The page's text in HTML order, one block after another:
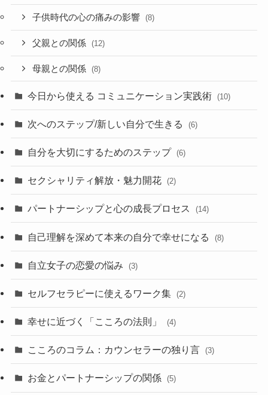
子供時代の心の痛みの影響 (8)
父親との関係 (12)
母親との関係 (8)
今日から使える コミュニケーション実践術 (10)
次へのステップ/新しい自分で生きる (6)
自分を大切にするためのステップ (6)
セクシャリティ解放・魅力開花 (2)
パートナーシップと心の成長プロセス (14)
自己理解を深めて本来の自分で幸せになる (8)
自立女子の恋愛の悩み (3)
セルフセラピーに使えるワーク集 (2)
幸せに近づく「こころの法則」 (4)
こころのコラム：カウンセラーの独り言 (3)
お金とパートナーシップの関係 (5)